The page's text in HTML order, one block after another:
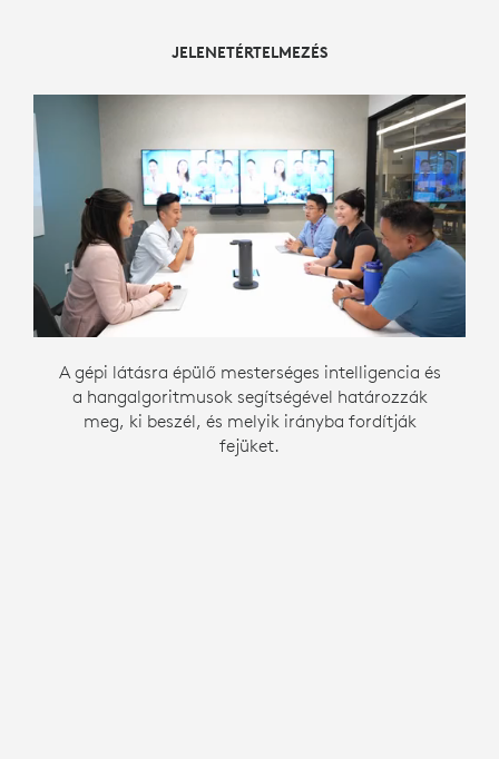
JELENETÉRTELMEZÉS
A gépi látásra épülő mesterséges intelligencia és
a hangalgoritmusok segítségével határozzák
meg, ki beszél, és melyik irányba fordítják
fejüket.
JELENETIRÁNYÍTÓ
A legjobb szögben történő rögzítést a több
kamera között határozzák meg.
KAMERA VÁLTÁS
A legjobb perspektívás szögben rögzített
kamera képe a beszélő arcáról kerül
továbbításra.